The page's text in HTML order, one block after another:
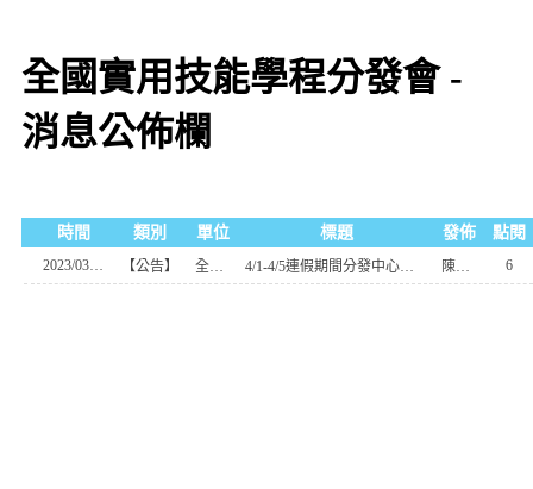
全國實用技能學程分發會 -
消息公佈欄
時間 類別 單位 標題 發佈 點閱
2023/03/30 【公告】 全國實用技能輔導分發會 4/1-4/5連假期間分發中心系統暫停服務 陳凱荻 6